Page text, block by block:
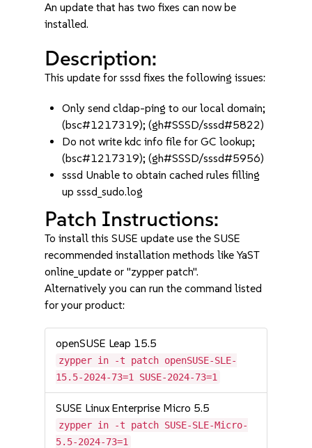
An update that has two fixes can now be
installed.
Description:
This update for sssd fixes the following issues:
Only send cldap-ping to our local domain;
(bsc#1217319); (gh#SSSD/sssd#5822)
Do not write kdc info file for GC lookup;
(bsc#1217319); (gh#SSSD/sssd#5956)
sssd Unable to obtain cached rules filling
up sssd_sudo.log
Patch Instructions:
To install this SUSE update use the SUSE
recommended installation methods like YaST
online_update or "zypper patch".
Alternatively you can run the command listed
for your product:
openSUSE Leap 15.5
zypper in -t patch openSUSE-SLE-
15.5-2024-73=1 SUSE-2024-73=1
SUSE Linux Enterprise Micro 5.5
zypper in -t patch SUSE-SLE-Micro-
5.5-2024-73=1